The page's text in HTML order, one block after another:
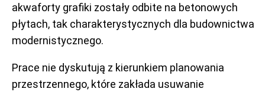
akwaforty grafiki zostały odbite na betonowych
płytach, tak charakterystycznych dla budownictwa
modernistycznego.
Prace nie dyskutują z kierunkiem planowania
przestrzennego, które zakłada usuwanie